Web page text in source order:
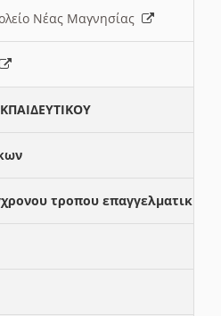
Νέας Μαγνησίας
τροπου επαγγελματικης